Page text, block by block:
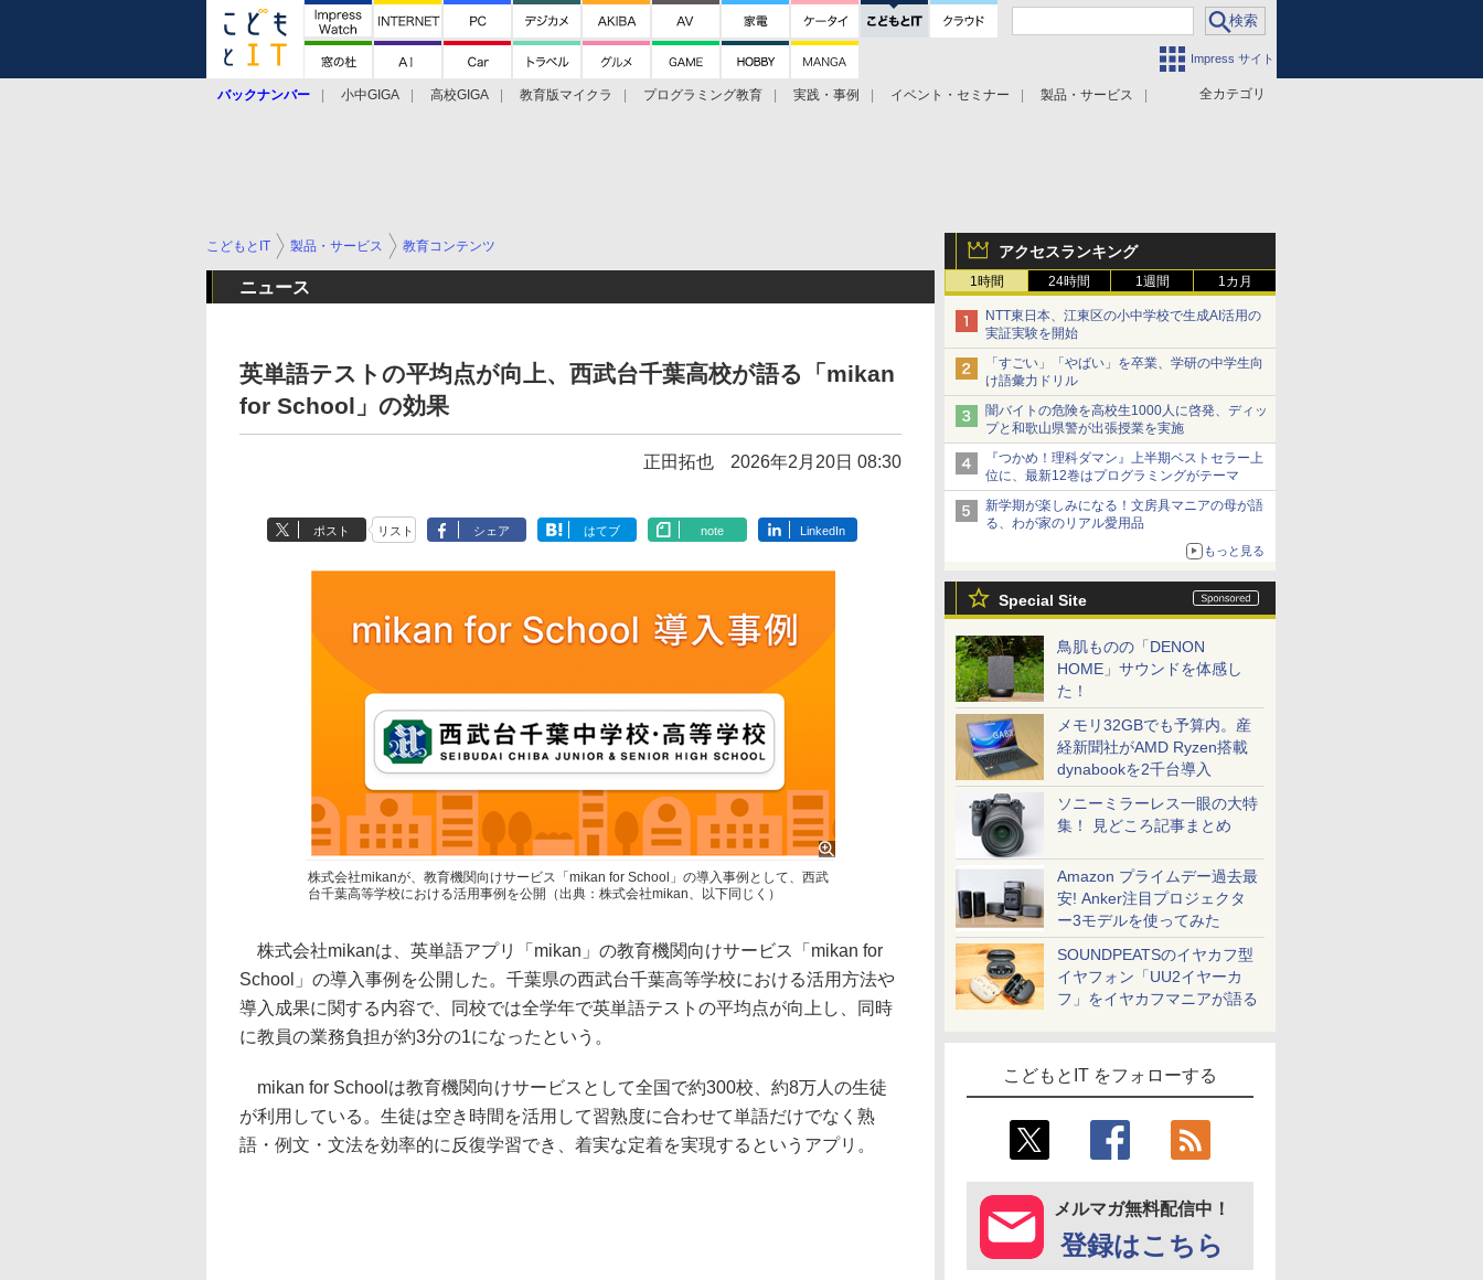
Impress サイト
全カテゴリ
バックナンバー 小中GIGA 高校GIGA 教育版マイクラ プログラミング教育 実践・事例 イベント・セミナー 製品・サービス
アクセスランキング
1時間 24時間 1週間 1カ月
NTT東日本、江東区の小中学校で生成AI活用の
実証実験を開始
「すごい」「やばい」を卒業、学研の中学生向
け語彙力ドリル
闇バイトの危険を高校生1000人に啓発、ディッ
プと和歌山県警が出張授業を実施
『つかめ！理科ダマン』上半期ベストセラー上
位に、最新12巻はプログラミングがテーマ
新学期が楽しみになる！文房具マニアの母が語
る、わが家のリアル愛用品
もっと見る
Special Site
鳥肌ものの「DENON
HOME」サウンドを体感し
た！
メモリ32GBでも予算内。産
経新聞社がAMD Ryzen搭載
dynabookを2千台導入
ソニーミラーレス一眼の大特
集！ 見どころ記事まとめ
Amazon プライムデー過去最
安! Anker注目プロジェクタ
ー3モデルを使ってみた
SOUNDPEATSのイヤカフ型
イヤフォン「UU2イヤーカ
フ」をイヤカフマニアが語る
こどもとIT をフォローする
メルマガ無料配信中！
登録はこちら
こどもとIT 製品・サービス 教育コンテンツ
ニュース
英単語テストの平均点が向上、西武台千葉高校が語る「mikan
for School」の効果
正田拓也 2026年2月20日 08:30
ポスト リスト シェア はてブ note LinkedIn
株式会社mikanが、教育機関向けサービス「mikan for School」の導入事例として、西武
台千葉高等学校における活用事例を公開（出典：株式会社mikan、以下同じく）
株式会社mikanは、英単語アプリ「mikan」の教育機関向けサービス「mikan for
School」の導入事例を公開した。千葉県の西武台千葉高等学校における活用方法や
導入成果に関する内容で、同校では全学年で英単語テストの平均点が向上し、同時
に教員の業務負担が約3分の1になったという。
mikan for Schoolは教育機関向けサービスとして全国で約300校、約8万人の生徒
が利用している。生徒は空き時間を活用して習熟度に合わせて単語だけでなく熟
語・例文・文法を効率的に反復学習でき、着実な定着を実現するというアプリ。